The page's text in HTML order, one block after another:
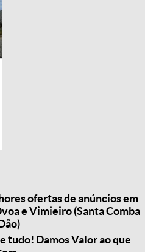
ofertas de anúncios em
e Vimieiro (Santa Comba
tudo! Damos Valor ao que